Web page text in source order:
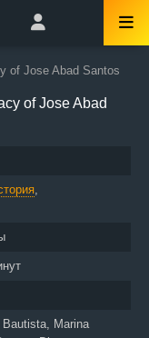
of Jose Abad Santos
of Jose Abad
,
Marina